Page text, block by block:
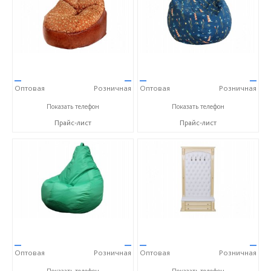
—
Оптовая
—
Розничная
+7 (351) 277-75-62
Показать телефон
Прайс-лист
—
Оптовая
—
Розничная
+7 (351) 277-75-62
Показать телефон
Прайс-лист
—
Оптовая
—
Розничная
—
Оптовая
—
Розничная